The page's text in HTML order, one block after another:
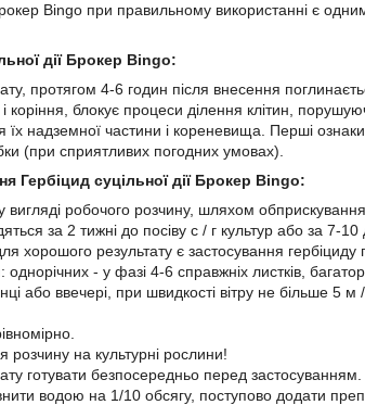
Bingo при правильному використанні є
дії Брокер Bingo:
протягом 4-6 годин після внесення
коріння, блокує процеси ділення клітин,
їх надземної частини і кореневища. Перші
(при сприятливих погодних умовах).
Гербіцид суцільної дії Брокер Bingo:
вигляді робочого розчину, шляхом
за 2 тижні до посіву с / г культур або за 7-10
хорошого результату є застосування
однорічних - у фазі 4-6 справжніх листків,
або ввечері, при швидкості вітру не більше 5
розчину на культурні рослини!
готувати безпосередньо перед застосуванням.
водою на 1/10 обсягу, поступово додати